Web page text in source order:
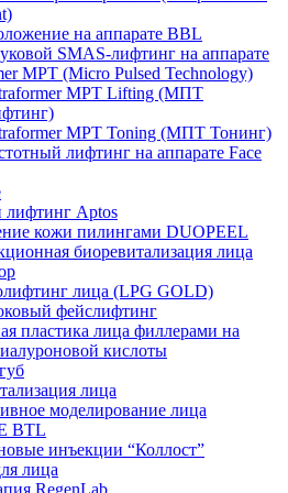
на аппарате BBL
SMAS-лифтинг на аппарате
MPT (Micro Pulsed Technology)
MPT Lifting (МПТ
MPT Toning (МПТ Тонинг)
лифтинг на аппарате Face
лифтинг Aptos
кожи пилингами DUOPEEL
биоревитализация лица
лица (LPG GOLD)
фейслифтинг
пластика лица филлерами на
кислоты
лица
моделирование лица
BTL
инъекции “Коллост”
лица
RegenLab